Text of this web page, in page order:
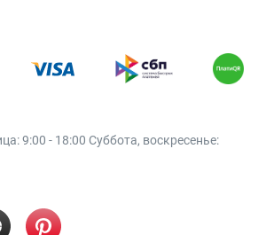
9:00 - 18:00 Суббота, воскресенье: